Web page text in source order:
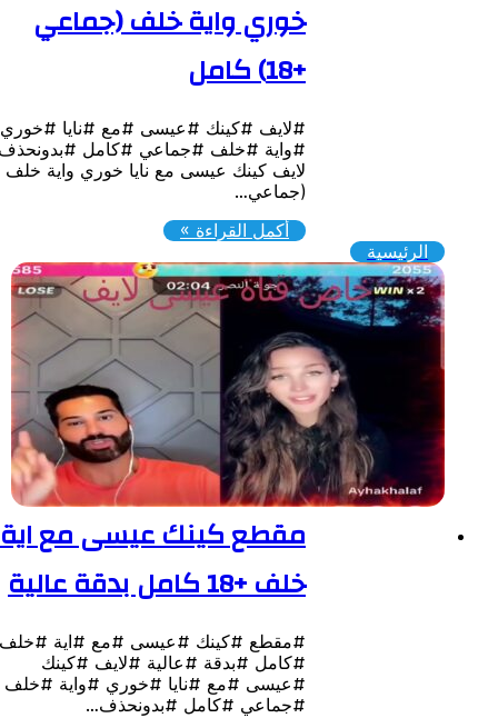
خوري واية خلف (جماعي
#لايف #كينك #عيسى #مع #نايا #خوري
#واية #خلف #جماعي #كامل #بدونحذف
لايف كينك عيسى مع نايا خوري واية خلف
(جماعي…
أكمل القراءة »
الرئيسية
مقطع كينك عيسى مع اية
خلف +18 كامل بدقة عالية
#مقطع #كينك #عيسى #مع #اية #خلف
#كامل #بدقة #عالية #لايف #كينك
#عيسى #مع #نايا #خوري #واية #خلف
#جماعي #كامل #بدونحذف…